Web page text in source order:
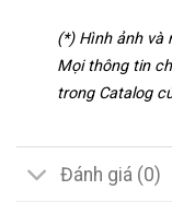
(*) Hình ảnh và
Mọi thông tin
trong Catalog
Đánh giá (0)